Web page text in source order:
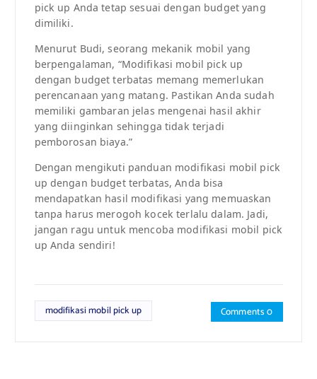
pick up Anda tetap sesuai dengan budget yang
dimiliki.
Menurut Budi, seorang mekanik mobil yang
berpengalaman, “Modifikasi mobil pick up
dengan budget terbatas memang memerlukan
perencanaan yang matang. Pastikan Anda sudah
memiliki gambaran jelas mengenai hasil akhir
yang diinginkan sehingga tidak terjadi
pemborosan biaya.”
Dengan mengikuti panduan modifikasi mobil pick
up dengan budget terbatas, Anda bisa
mendapatkan hasil modifikasi yang memuaskan
tanpa harus merogoh kocek terlalu dalam. Jadi,
jangan ragu untuk mencoba modifikasi mobil pick
up Anda sendiri!
modifikasi mobil pick up Comments 0